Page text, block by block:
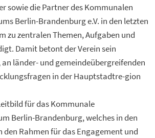
sowie die Partner des Kommunalen
Berlin-Brandenburg e.V. in den letzten
zu zentralen Themen, Aufgaben und
Damit betont der Verein sein
länder- und gemeindeübergreifenden
in der Hauptstadtre-gion
für das Kommunale
Berlin-Brandenburg, welches in den
Rahmen für das Engagement und